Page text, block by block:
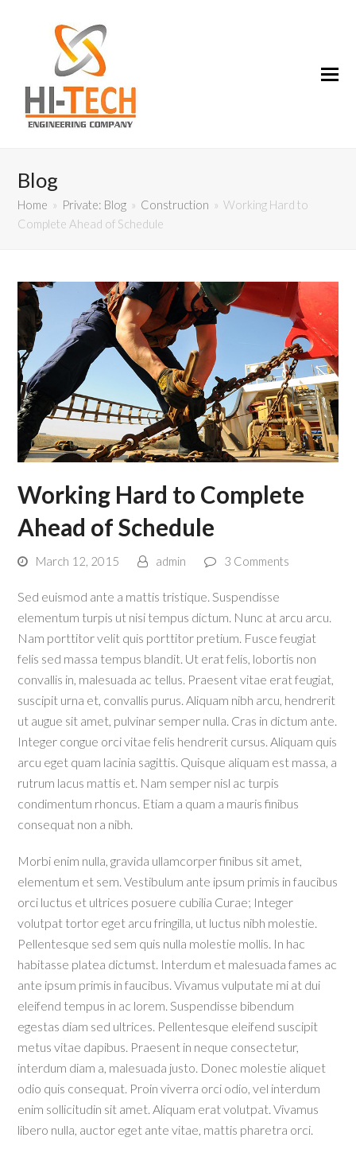
Blog
Home » Private: Blog » Construction » Working Hard to
Complete Ahead of Schedule
Working Hard to Complete
Ahead of Schedule
March 12, 2015 admin 3 Comments
Sed euismod ante a mattis tristique. Suspendisse
elementum turpis ut nisi tempus dictum. Nunc at arcu arcu.
Nam porttitor velit quis porttitor pretium. Fusce feugiat
felis sed massa tempus blandit. Ut erat felis, lobortis non
convallis in, malesuada ac tellus. Praesent vitae erat feugiat,
suscipit urna et, convallis purus. Aliquam nibh arcu, hendrerit
ut augue sit amet, pulvinar semper nulla. Cras in dictum ante.
Integer congue orci vitae felis hendrerit cursus. Aliquam quis
arcu eget quam lacinia sagittis. Quisque aliquam est massa, a
rutrum lacus mattis et. Nam semper nisl ac turpis
condimentum rhoncus. Etiam a quam a mauris finibus
consequat non a nibh.
Morbi enim nulla, gravida ullamcorper finibus sit amet,
elementum et sem. Vestibulum ante ipsum primis in faucibus
orci luctus et ultrices posuere cubilia Curae; Integer
volutpat tortor eget arcu fringilla, ut luctus nibh molestie.
Pellentesque sed sem quis nulla molestie mollis. In hac
habitasse platea dictumst. Interdum et malesuada fames ac
ante ipsum primis in faucibus. Vivamus vulputate mi at dui
eleifend tempus in ac lorem. Suspendisse bibendum
egestas diam sed ultrices. Pellentesque eleifend suscipit
metus vitae dapibus. Praesent in neque consectetur,
interdum diam a, malesuada justo. Donec molestie aliquet
odio quis consequat. Proin viverra orci odio, vel interdum
enim sollicitudin sit amet. Aliquam erat volutpat. Vivamus
libero nulla, auctor eget ante vitae, mattis pharetra orci.